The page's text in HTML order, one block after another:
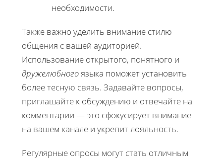
необходимости.
Также важно уделить внимание стилю
общения с вашей аудиторией.
Использование открытого, понятного и
дружелюбногоязыка поможет установить
более тесную связь. Задавайте вопросы,
приглашайте к обсуждению и отвечайте на
комментарии — это сфокусирует внимание
на вашем канале и укрепит лояльность.
Регулярные опросы могут стать отличным